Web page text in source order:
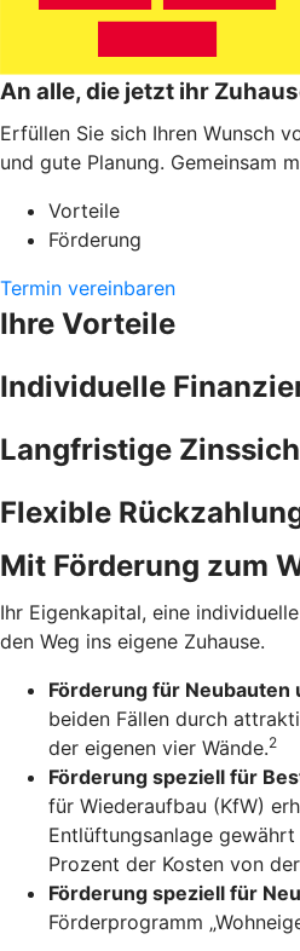
An alle, die jetzt ihr
Erfüllen Sie sich Ihren Wunsch
und gute Planung. Gemeinsam
Vorteile
Förderung
Termin vereinbaren
Ihre Vorteile
Individuelle
Langfristige
Flexible
Mit Förderung zum
Ihr Eigenkapital, eine
den Weg ins eigene Zuhause.
Förderung für Neubauten
beiden Fällen durch
der eigenen vier Wände.2
Förderung speziell für
für Wiederaufbau (KfW)
Entlüftungsanlage
Prozent der Kosten von
Förderung speziell für
Förderprogramm